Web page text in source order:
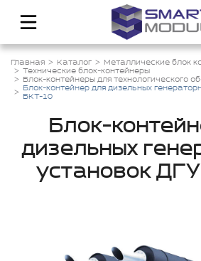
Главная Каталог
Металлические блок
Технические блок-контейнеры
Блок-контейнеры для технологического
Блок-контейнер для дизельных
БКТ-10
Блок-
дизельных
установок